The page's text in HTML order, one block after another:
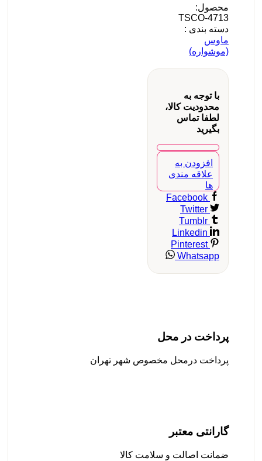
محصول:
TSCO-4713
دسته بندی :
ماوس
(موشواره)
با توجه به
محدودیت کالا،
لطفا تماس
بگیرید
افزودن به
علاقه مندی
Facebook
Twitter
Tumblr
Linkedin
Pinterest
Whatsapp
پرداخت در محل
پرداخت درمحل مخصوص شهر تهران
گارانتی معتبر
ضمانت اصالت و سلامت کالا